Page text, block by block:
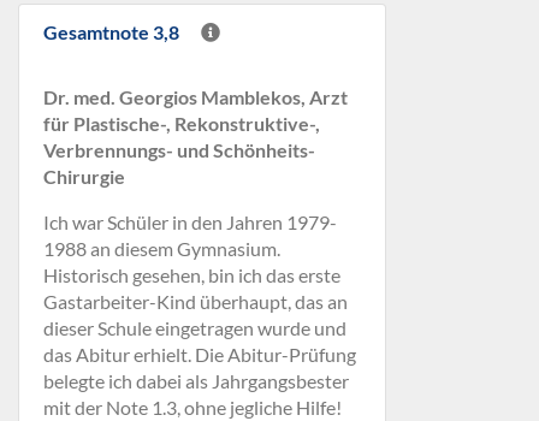
Gesamtnote 3,8
Dr. med. Georgios Mamblekos, Arzt
für Plastische-, Rekonstruktive-,
Verbrennungs- und Schönheits-
Chirurgie
Ich war Schüler in den Jahren 1979-
1988 an diesem Gymnasium.
Historisch gesehen, bin ich das erste
Gastarbeiter-Kind überhaupt, das an
dieser Schule eingetragen wurde und
das Abitur erhielt. Die Abitur-Prüfung
belegte ich dabei als Jahrgangsbester
mit der Note 1.3, ohne jegliche Hilfe!